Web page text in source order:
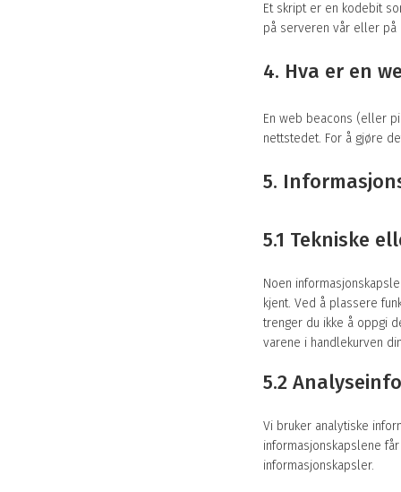
Et skript er en kodebit
på serveren vår eller på
4. Hva er en
En web beacons (eller
nettstedet. For å gjøre
5.
5.1 Tekniske
Noen
kjent. Ved å plassere
trenger du ikke å oppgi
varene i handlekurven
5.2
Vi bruker analytiske
informasjonskapslene
informasjonskapsler.